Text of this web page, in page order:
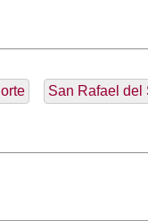
San Rafael del